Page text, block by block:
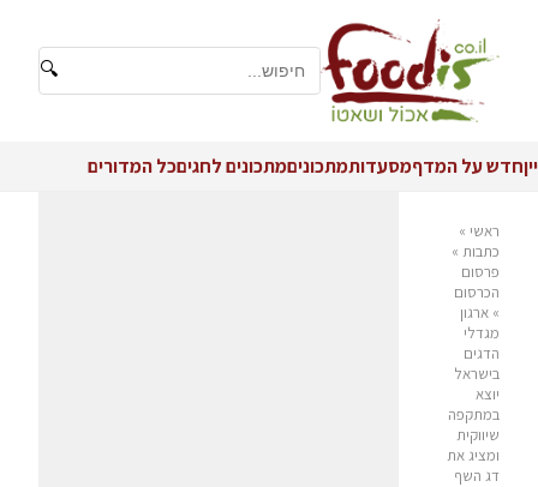
🔍
ייןחדש על המדףמסעדותמתכוניםמתכונים לחגיםכל המדורים
ראשי »
כתבות »
פרסום
הכרסום
» ארגון
מגדלי
הדגים
בישראל
יוצא
במתקפה
שיווקית
ומציג את
דג השף